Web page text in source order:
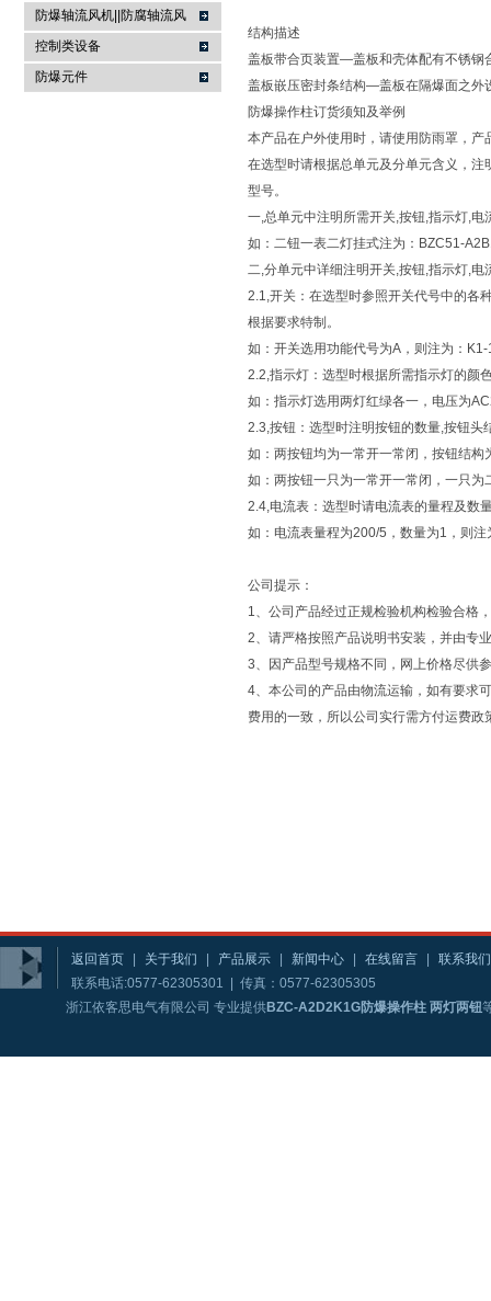
线盒|防爆活接头|防爆挠性管
防爆轴流风机||防腐轴流风
机|防爆排风扇
控制类设备
防爆元件
结构描述
盖板带合页装置—盖板和壳体配有不锈钢
盖板嵌压密封条结构—盖板在隔爆面之外
防爆操作柱订货须知及举例
本产品在户外使用时，请使用防雨罩，产
在选型时请根据总单元及分单元含义，
型号。
一,总单元中注明所需开关,按钮,指示灯,
如：二钮一表二灯挂式注为：BZC51-
二,分单元中详细注明开关,按钮,指示灯,
2.1,开关：在选型时参照开关代号中的各
根据要求特制。
如：开关选用功能代号为A，则注为：K1-
2.2,指示灯：选型时根据所需指示灯的颜
如：指示灯选用两灯红绿各一，电压为
2.3,按钮：选型时注明按钮的数量,按钮
如：两按钮均为一常开一常闭，按钮结构
如：两按钮一只为一常开一常闭，一只
2.4,电流表：选型时请电流表的量程及数
如：电流表量程为200/5，数量为1，则
公司提示：
1、公司产品经过正规检验机构检验合格
2、请严格按照产品说明书安装，并由专
3、因产品型号规格不同，网上价格尽供
4、本公司的产品由物流运输，如有要求
费用的一致，所以公司实行需方付运费政
返回首页 关于我们 产品展示 新闻中心 在线留言
联系我们
联系电话:0577-62305301 | 传真：0577-62305305
浙江依客思电气有限公司 专业提供BZC-A2D2K1G防爆操作柱 两灯两钮